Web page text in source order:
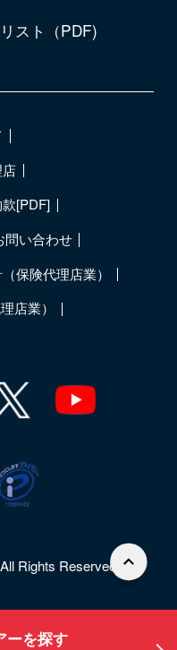
ーを探す
スト（PDF)
[PDF]
問い合わせ
保険代理店業）
店業）
Rights Reserved.